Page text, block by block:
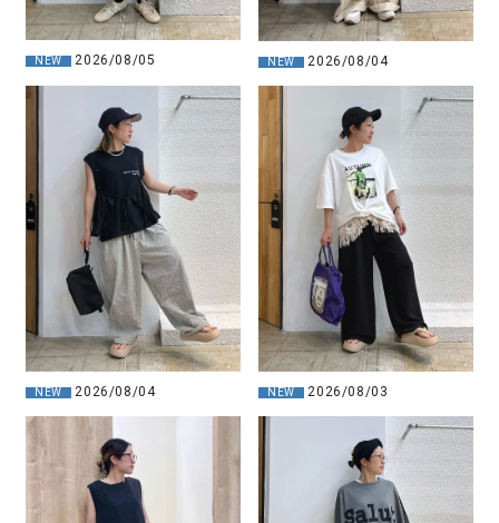
NEW 2026/08/05 NEW 2026/08/04
NEW 2026/08/04 NEW 2026/08/03